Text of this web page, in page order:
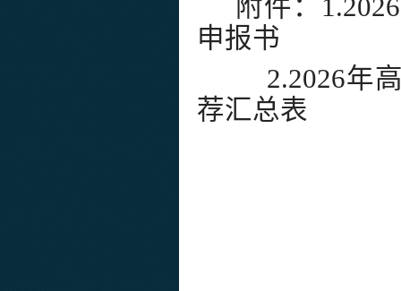
附件：
申报书
2.2026年
荐汇总表